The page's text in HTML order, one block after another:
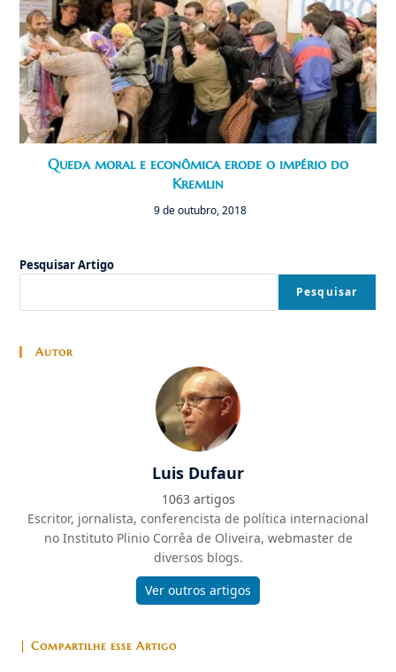
Queda moral e econômica erode o império do
Kremlin
9 de outubro, 2018
Pesquisar Artigo
Pesquisar
Autor
Luis Dufaur
1063 artigos
Escritor, jornalista, conferencista de política internacional
no Instituto Plinio Corrêa de Oliveira, webmaster de
diversos blogs.
Ver outros artigos
| Compartilhe esse Artigo